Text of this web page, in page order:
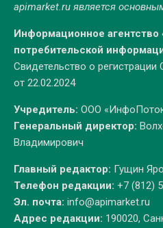
apimarket.ruявляется
Информационное агентство
потребительской
Свидетельство о
от 22.02.2024
Учредитель: ООО
Генеральный директор:
Владимирович
Главный редактор: Гущин
Телефон редакции: +7 (812)
Эл. почта: info@apimarket.ru
Адрес редакции: 190020,